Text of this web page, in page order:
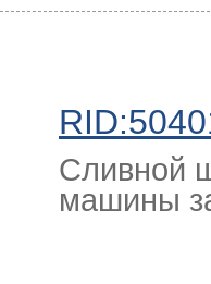
Сливной
машины